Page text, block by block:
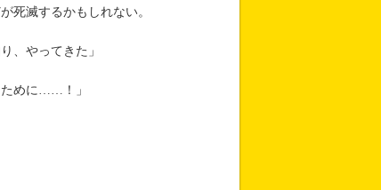
死滅するかもしれない。
、やってきた」
ために……！」